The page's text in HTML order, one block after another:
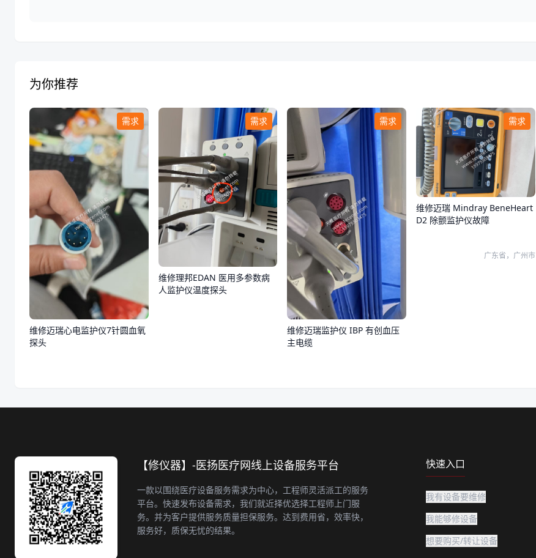
为你推荐
需求
维修迈瑞心电监护仪7针圆血氧
探头
需求
维修理邦EDAN 医用多参数病
人监护仪温度探头
需求
维修迈瑞监护仪 IBP 有创血压
主电缆
需求
维修迈瑞 Mindray BeneHeart
D2 除颤监护仪故障
广东省，广州市
【修仪器】-医扬医疗网线上设备服务平台
一款以围绕医疗设备服务需求为中心，工程师灵活派工的服务
平台。快速发布设备需求，我们就近择优选择工程师上门服
务。并为客户提供服务质量担保服务。达到费用省，效率快，
服务好，质保无忧的结果。
快速入口
我有设备要维修
我能够修设备
想要购买/转让设备